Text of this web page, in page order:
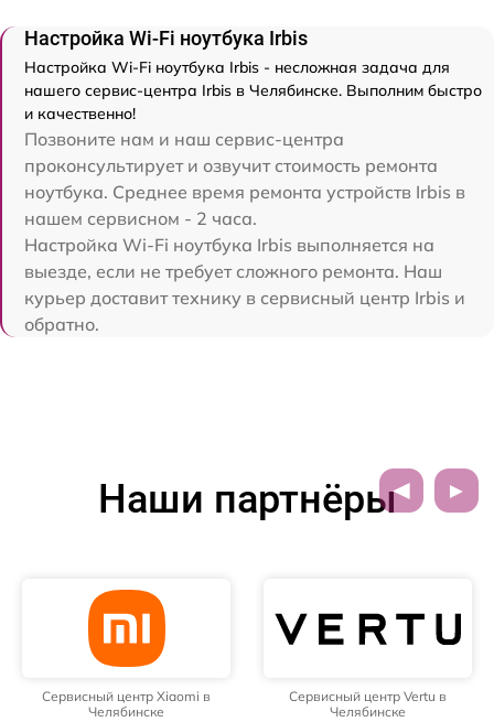
Настройка Wi-Fi ноутбука Irbis
Настройка Wi-Fi ноутбука Irbis - несложная задача для
нашего сервис-центра Irbis в Челябинске. Выполним быстро
и качественно!
Позвоните нам и наш сервис-центра
проконсультирует и озвучит стоимость ремонта
ноутбука. Среднее время ремонта устройств Irbis в
нашем сервисном - 2 часа.
Настройка Wi-Fi ноутбука Irbis выполняется на
выезде, если не требует сложного ремонта. Наш
курьер доставит технику в сервисный центр Irbis и
обратно.
Наши партнёры
Сервисный центр Xiaomi в
Челябинске
Сервисный центр Vertu в
Челябинске